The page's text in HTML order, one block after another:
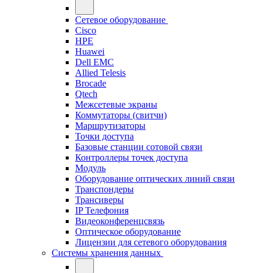
Сетевое оборудование
Cisco
HPE
Huawei
Dell EMC
Allied Telesis
Brocade
Qtech
Межсетевые экраны
Коммутаторы (свитчи)
Маршрутизаторы
Точки доступа
Базовые станции сотовой связи
Контроллеры точек доступа
Модуль
Оборудование оптических линий связи
Транспондеры
Трансиверы
IP Телефония
Видеоконференцсвязь
Оптическое оборудование
Лицензии для сетевого оборудования
Системы хранения данных